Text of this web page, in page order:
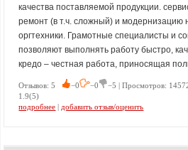
качества поставляемой продукции.
ремонт (в т.ч. сложный) и модернизацию
оргтехники. Грамотные специалисты и
позволяют выполнять работу быстро,
кредо – честная работа, приносящая
Отзывов: 5 −0 −0
−5 | Просмотров:
1.9(5)
подробнее | добавить отзыв/оценить